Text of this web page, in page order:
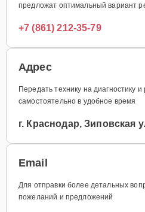
предложат оптимальный вариант
+7 (861) 212-35-79
Адрес
Передать технику на диагностику
самостоятельно в удобное время
г. Краснодар, Зиповская
Email
Для отправки более детальных
пожеланий и предложений